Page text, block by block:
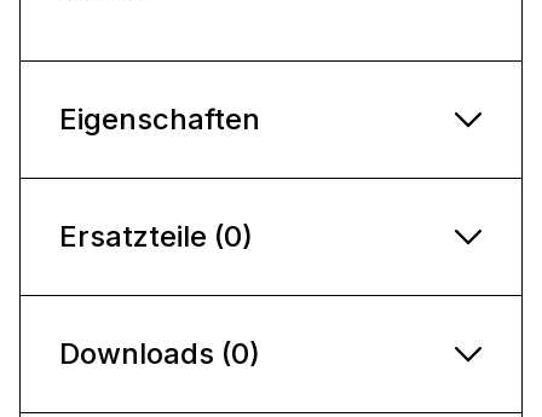
Eigenschaften
Ersatzteile (0)
Downloads (0)